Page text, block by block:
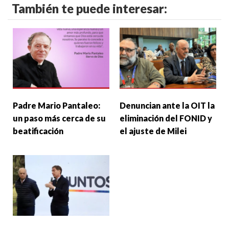
También te puede interesar:
Padre Mario Pantaleo:
un paso más cerca de su
beatificación
Denuncian ante la OIT la
eliminación del FONID y
el ajuste de Milei